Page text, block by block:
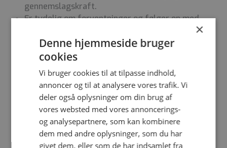
gennemslagskraft.
Er tydelig om forventninger og følger op med
Understøtter god trivsel og kommunikation i
teamet.
samt skabe resultater indenfor centrets og
teamets indsatsområder.
Har psykoterapeutisk erfaring – gerne inden for
kognitiv adfærdsterapi eller beslægtede
retninger.
Evner at skabe struktur, retning og ro i komplekse
×
Denne hjemmeside bruger
cookies
Vi bruger cookies til at tilpasse indhold,
annoncer og til at analysere vores trafik. Vi
deler også oplysninger om din brug af
vores websted med vores annoncerings-
og analysepartnere, som kan kombinere
dem med andre oplysninger, som du har
givet dem, eller som de har indsamlet fra